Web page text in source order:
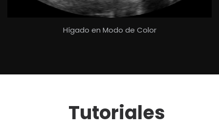
Hígado en Modo de Color
Tutoriales